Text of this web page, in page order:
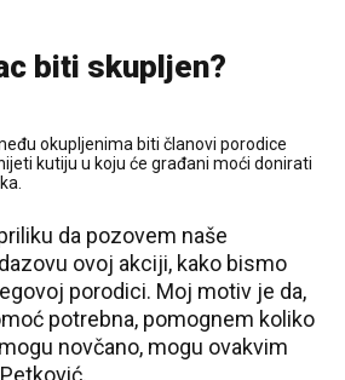
biti skupljen?
okupljenima biti članovi porodice
kutiju u koju će građani moći donirati
da pozovem naše
ovoj akciji, kako bismo
porodici. Moj motiv je da,
potrebna, pomognem koliko
novčano, mogu ovakvim